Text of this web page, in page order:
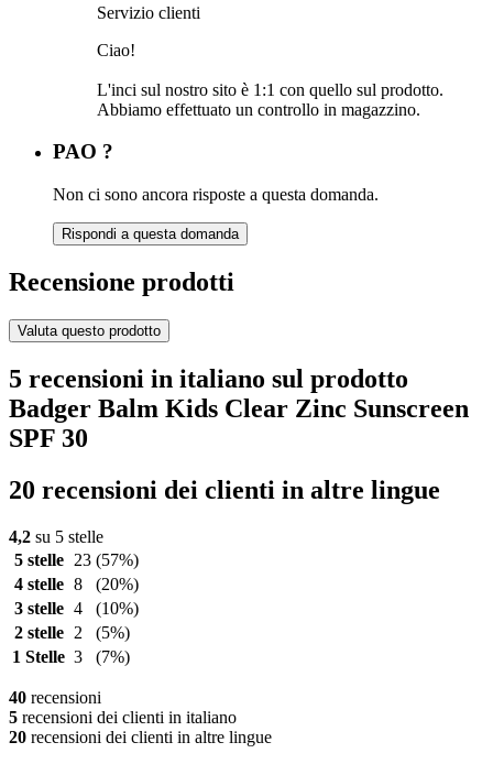
Servizio clienti
Ciao!
L'inci sul nostro sito è 1:1 con quello sul prodotto.
Abbiamo effettuato un controllo in magazzino.
PAO ?
Non ci sono ancora risposte a questa domanda.
Rispondi a questa domanda
Recensione prodotti
Valuta questo prodotto
5 recensioni in italiano sul prodotto
Badger Balm Kids Clear Zinc Sunscreen
SPF 30
20 recensioni dei clienti in altre lingue
4,2 su 5 stelle
5 stelle
23 (57%)
4 stelle 8
(20%)
3 stelle 4
(10%)
2 stelle
2
(5%)
1 Stelle 3 (7%)
40 recensioni
5 recensioni dei clienti in italiano
20 recensioni dei clienti in altre lingue